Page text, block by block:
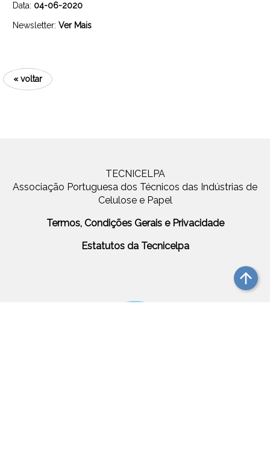
arrow_upward
Data: 04-06-2020
Newsletter: Ver Mais
« voltar
TECNICELPA
Associação Portuguesa dos Técnicos das Indústrias de
Celulose e Papel
Termos, Condições Gerais e Privacidade
Estatutos da Tecnicelpa